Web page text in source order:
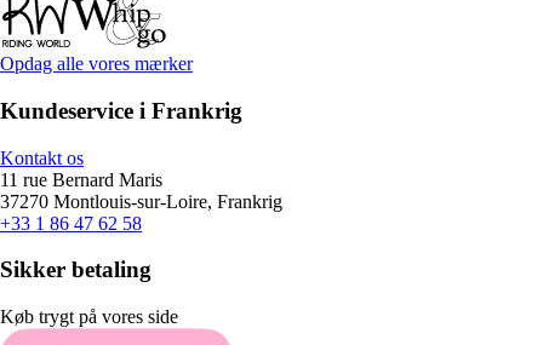
Opdag alle vores mærker
Kundeservice i Frankrig
Kontakt os
11 rue Bernard Maris
37270 Montlouis-sur-Loire, Frankrig
+33 1 86 47 62 58
Sikker betaling
Køb trygt på vores side